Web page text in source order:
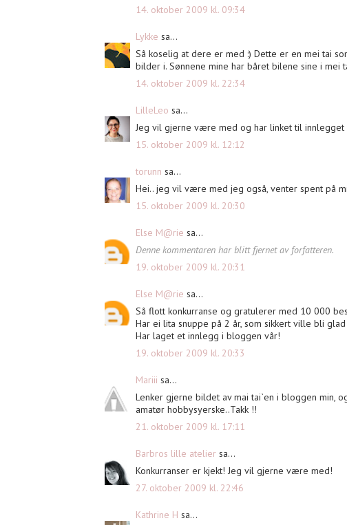
14. oktober 2009 kl. 09:34
Lykke sa...
Så koselig at dere er med :) Dette er en mei tai
bilder i. Sønnene mine har båret bilene sine i mei
14. oktober 2009 kl. 22:34
LilleLeo sa...
Jeg vil gjerne være med og har linket til innlegget
15. oktober 2009 kl. 12:12
torunn sa...
Hei.. jeg vil være med jeg også, venter spent på
15. oktober 2009 kl. 20:30
Else M@rie sa...
Denne kommentaren har blitt fjernet av forfatteren.
19. oktober 2009 kl. 20:31
Else M@rie sa...
Så flott konkurranse og gratulerer med 10 000
Har ei lita snuppe på 2 år, som sikkert ville bli
Har laget et innlegg i bloggen vår!
19. oktober 2009 kl. 20:33
Mariii sa...
Lenker gjerne bildet av mai tai`en i bloggen min,
amatør hobbysyerske..Takk !!
21. oktober 2009 kl. 17:11
Barbros lille atelier sa...
Konkurranser er kjekt! Jeg vil gjerne være med!
27. oktober 2009 kl. 22:46
Kathrine H sa...